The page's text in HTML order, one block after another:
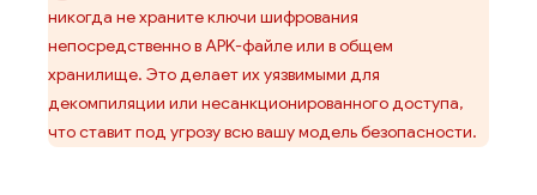
никогда не храните ключи шифрования
непосредственно в APK-файле или в общем
хранилище. Это делает их уязвимыми для
декомпиляции или несанкционированного доступа,
что ставит под угрозу всю вашу модель безопасности.